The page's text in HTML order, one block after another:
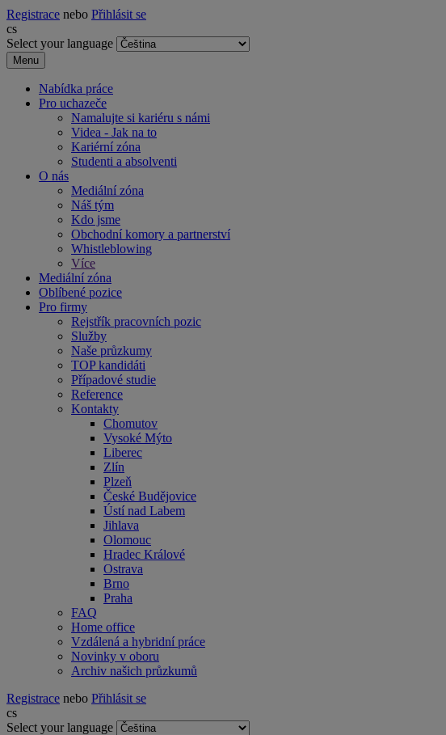
Registrace nebo Přihlásit se
cs
Select your language
Menu
Nabídka práce
Pro uchazeče
Namalujte si kariéru s námi
Videa - Jak na to
Kariérní zóna
Studenti a absolventi
O nás
Mediální zóna
Náš tým
Kdo jsme
Obchodní komory a partnerství
Whistleblowing
Více
Mediální zóna
Oblíbené pozice
Pro firmy
Rejstřík pracovních pozic
Služby
Naše průzkumy
TOP kandidáti
Případové studie
Reference
Kontakty
Chomutov
Vysoké Mýto
Liberec
Zlín
Plzeň
České Budějovice
Ústí nad Labem
Jihlava
Olomouc
Hradec Králové
Ostrava
Brno
Praha
FAQ
Home office
Vzdálená a hybridní práce
Novinky v oboru
Archiv našich průzkumů
Registrace nebo Přihlásit se
cs
Select your language